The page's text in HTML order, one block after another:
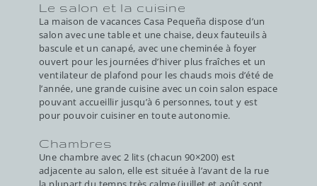
Le salon et la cuisine
La maison de vacances Casa Pequeña dispose d’un
salon avec une table et une chaise, deux fauteuils à
bascule et un canapé, avec une cheminée à foyer
ouvert pour les journées d’hiver plus fraîches et un
ventilateur de plafond pour les chauds mois d’été de
l’année, une grande cuisine avec un coin salon espace
pouvant accueillir jusqu’à 6 personnes, tout y est
pour pouvoir cuisiner en toute autonomie.
Chambres
Une chambre avec 2 lits (chacun 90×200) est
adjacente au salon, elle est située à l’avant de la rue